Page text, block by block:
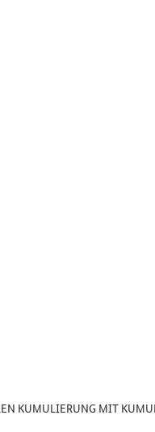
KUMULIERUNG MIT